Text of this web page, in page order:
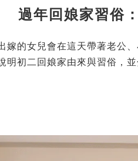
過年回娘家習俗
嫁的女兒會在這天帶著老公
初二回娘家由來與習俗，